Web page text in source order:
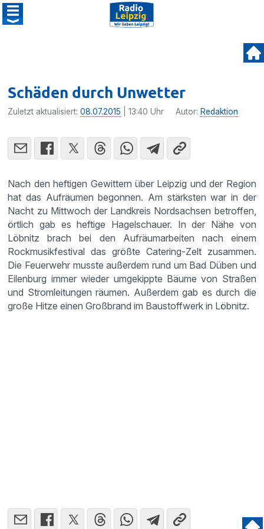
Schäden durch Unwetter
Zuletzt aktualisiert:08.07.2015 | 13:40 Uhr Autor: Redaktion
Nach den heftigen Gewit­tern über Leipzig und der Region
hat das Aufräumen begonnen. Am stärksten war in der
Nacht zu Mittwoch der Landkreis Nordsachsen betroffen,
örtlich gab es heftige Hagel­schauer. In der Nähe von
Löbnitz brach bei den Aufräum­ar­beiten nach einem
Rockmu­sik­fes­tival das größte Catering-Zelt zusammen.
Die Feuer­wehr musste außerdem rund um Bad Düben und
Eilen­burg immer wieder umgekippte Bäume von Straßen
und Strom­lei­tungen räumen. Außerdem gab es durch die
große Hitze einen Großbrand im Baustoff­werk in Löbnitz.